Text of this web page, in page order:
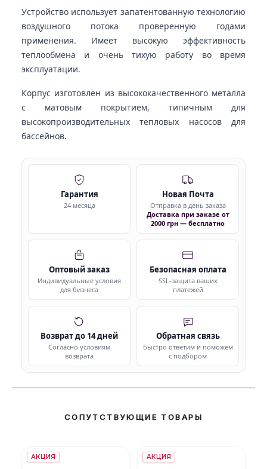
Устройство использует запатентованную технологию
воздушного потока проверенную годами
применения. Имеет высокую эффективность
теплообмена и очень тихую работу во время
эксплуатации.
Корпус изготовлен из высококачественного металла
с матовым покрытием, типичным для
высокопроизводительных тепловых насосов для
бассейнов.
Гарантия
24 месяца
Новая Почта
Отправка в день заказа
Доставка при заказе от
2000 грн — бесплатно
Оптовый заказ
Индивидуальные условия
для бизнеса
Безопасная оплата
SSL-защита ваших
платежей
Возврат до 14 дней
Согласно условиям
возврата
Обратная связь
Быстро ответим и поможем
с подбором
СОПУТСТВУЮЩИЕ ТОВАРЫ
АКЦИЯ АКЦИЯ